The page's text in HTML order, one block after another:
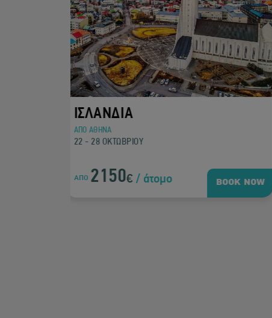
BOOK NOW
ΛΟΝΔΙΝΟ
ΑΠΟ ΘΕΣΣΑΛΟΝΙΚΗ
04 - 08 ΑΥΓΟΥΣΤΟΥ
ΑΠΟ 1070€/ άτομο